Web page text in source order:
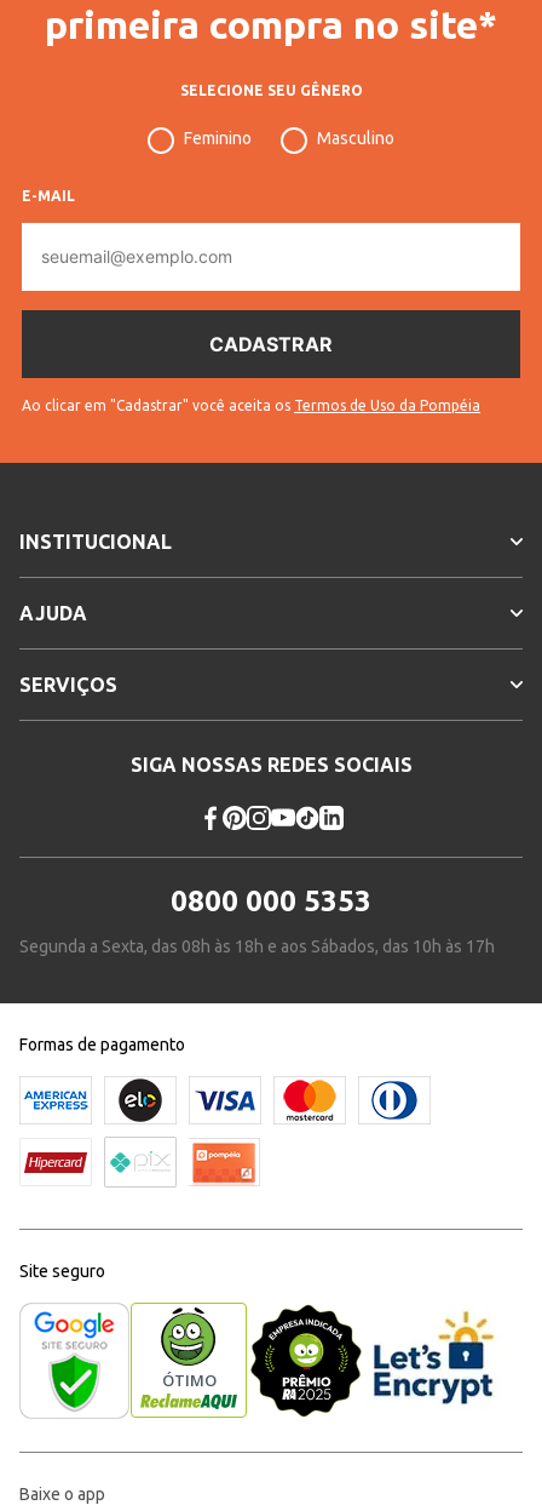
primeira compra no site*
SELECIONE SEU GÊNERO
Feminino Masculino
E-MAIL
mail
Ao clicar em "Cadastrar" você aceita os Termos de Uso da Pompéia
INSTITUCIONAL
AJUDA
SERVIÇOS
SIGA NOSSAS REDES SOCIAIS
0800 000 5353
Segunda a Sexta, das 08h às 18h e aos Sábados, das 10h às 17h
Formas de pagamento
Site seguro
Baixe o app